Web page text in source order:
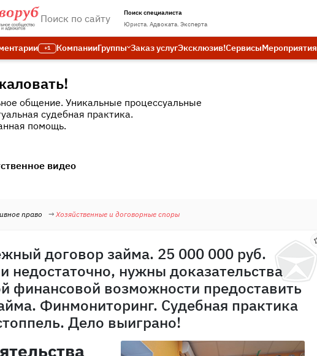
Поиск специалиста
Юриста. Адвоката. Эксперта
+1 КомпанииГруппы Заказ услугЭксклюзив!СервисыМероприятия
общение. Уникальные процессуальные
судебная практика.
помощь.
видео
право Хозяйственные и договорные споры
договор займа. 25 000 000 руб.
недостаточно, нужны доказательства
финансовой возможности предоставить
Финмониторинг. Судебная практика
Дело выиграно!